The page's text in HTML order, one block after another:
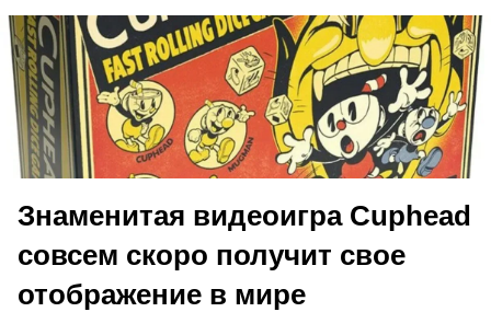
Знаменитая видеоигра Cuphead
совсем скоро получит свое
отображение в мире